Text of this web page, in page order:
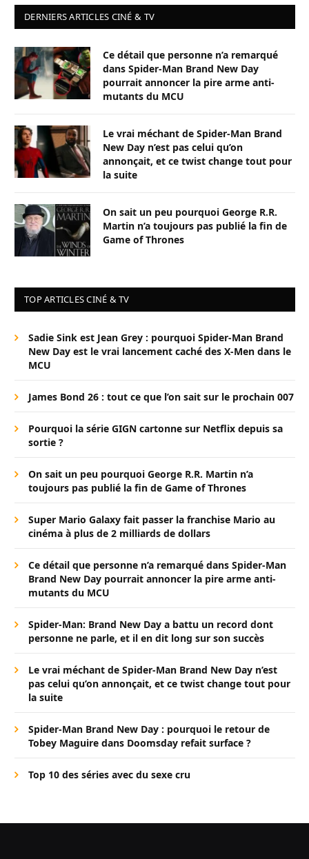
DERNIERS ARTICLES CINÉ & TV
Ce détail que personne n’a remarqué
dans Spider-Man Brand New Day
pourrait annoncer la pire arme anti-
mutants du MCU
Le vrai méchant de Spider-Man Brand
New Day n’est pas celui qu’on
annonçait, et ce twist change tout pour
la suite
On sait un peu pourquoi George R.R.
Martin n’a toujours pas publié la fin de
Game of Thrones
TOP ARTICLES CINÉ & TV
Sadie Sink est Jean Grey : pourquoi Spider-Man Brand
New Day est le vrai lancement caché des X-Men dans le
MCU
James Bond 26 : tout ce que l’on sait sur le prochain 007
Pourquoi la série GIGN cartonne sur Netflix depuis sa
sortie ?
On sait un peu pourquoi George R.R. Martin n’a
toujours pas publié la fin de Game of Thrones
Super Mario Galaxy fait passer la franchise Mario au
cinéma à plus de 2 milliards de dollars
Ce détail que personne n’a remarqué dans Spider-Man
Brand New Day pourrait annoncer la pire arme anti-
mutants du MCU
Spider-Man: Brand New Day a battu un record dont
personne ne parle, et il en dit long sur son succès
Le vrai méchant de Spider-Man Brand New Day n’est
pas celui qu’on annonçait, et ce twist change tout pour
la suite
Spider-Man Brand New Day : pourquoi le retour de
Tobey Maguire dans Doomsday refait surface ?
Top 10 des séries avec du sexe cru